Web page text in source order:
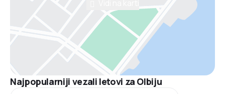
Najpopularniji vezali letovi za Olbiju